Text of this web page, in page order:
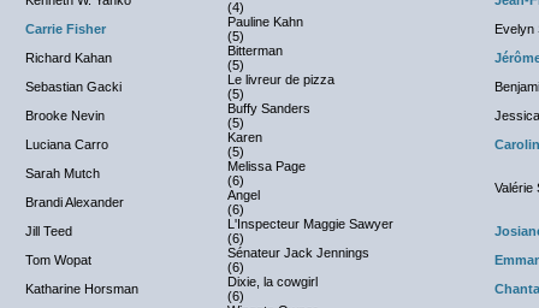
(4)
Carrie Fisher
Pauline Kahn
(5)
Evelyn
Richard Kahan
Bitterman
(5)
Sebastian Gacki
Le livreur de pizza
(5)
Brooke Nevin
Buffy Sanders
(5)
Luciana Carro
Karen
(5)
Sarah Mutch
Melissa Page
(6)
Valérie
Brandi Alexander
Angel
(6)
Jill Teed
L'Inspecteur Maggie Sawyer
(6)
Tom Wopat
Sénateur Jack Jennings
(6)
Katharine Horsman
Dixie, la cowgirl
(6)